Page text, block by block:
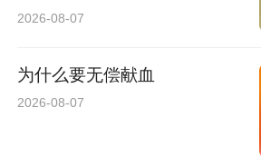
2026-08-07
为什么要无偿献血
2026-08-07